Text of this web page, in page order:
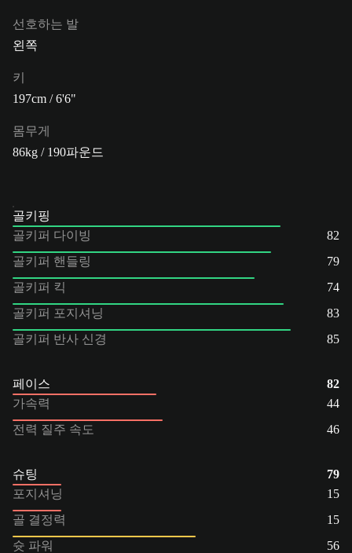
선호하는 발
왼쪽
키
197cm / 6'6"
몸무게
86kg / 190파운드
골키핑
골키퍼 다이빙
82
골키퍼 핸들링
79
골키퍼 킥
74
골키퍼 포지셔닝
83
골키퍼 반사 신경
85
페이스
82
가속력
44
전력 질주 속도
46
슈팅
79
포지셔닝
15
골 결정력
15
슛 파워
56